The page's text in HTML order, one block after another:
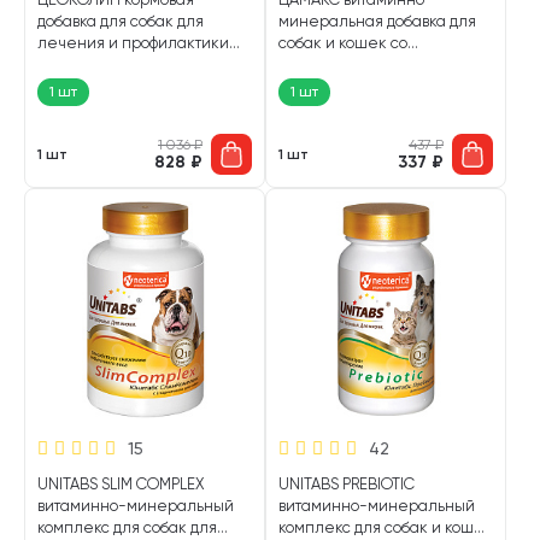
добавка для собак для
лечения и профилактики
двигательного аппарата 100
гр (1 шт)
1 шт
1 шт
1 036₽
828 ₽
минеральная добавка для
собак и кошек со
1 шт
1 шт
437₽
337 ₽
15
UNITABS SLIM COMPLEX
витаминно-минеральный
комплекс для собак для
42
UNITABS PREBIOTIC
витаминно-минеральный
комплекс для собак и кошек